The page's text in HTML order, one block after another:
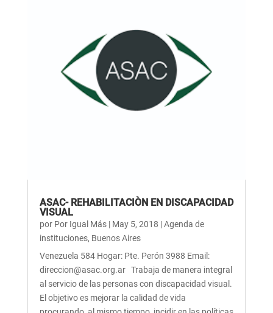
ASAC- REHABILITACIÒN EN DISCAPACIDAD
VISUAL
por Por Igual Más| May 5, 2018 |Agenda de
instituciones, Buenos Aires
Venezuela 584 Hogar: Pte. Perón 3988 Email:
direccion@asac.org.ar Trabaja de manera integral
al servicio de las personas con discapacidad visual.
El objetivo es mejorar la calidad de vida